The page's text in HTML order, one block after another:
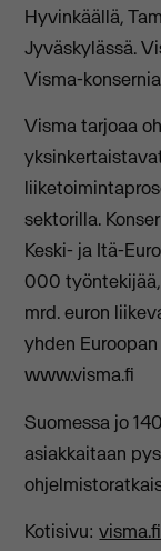
Hyvinkäällä,
Jyväskylässä.
Visma-
Visma tarjoaa
sektorilla.
Keski- ja Itä-
000
mrd. euron
yhden
www.visma.fi
Suomessa jo
asiakkaitaan
Kotisivu:visma.fi